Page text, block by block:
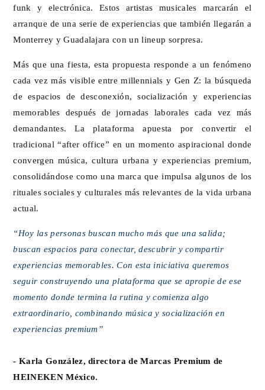
funk y electrónica. Estos artistas musicales marcarán el
arranque de una serie de experiencias que también llegarán a
Monterrey y Guadalajara con un lineup sorpresa.
Más que una fiesta, esta propuesta responde a un fenómeno
cada vez más visible entre millennials y Gen Z: la búsqueda
de espacios de desconexión, socialización y experiencias
memorables después de jornadas laborales cada vez más
demandantes. La plataforma apuesta por convertir el
tradicional “after office” en un momento aspiracional donde
convergen música, cultura urbana y experiencias premium,
consolidándose como una marca que impulsa algunos de los
rituales sociales y culturales más relevantes de la vida urbana
actual.
“Hoy las personas buscan mucho más que una salida;
buscan espacios para conectar, descubrir y compartir
experiencias memorables. Con esta iniciativa queremos
seguir construyendo una plataforma que se apropie de ese
momento donde termina la rutina y comienza algo
extraordinario, combinando música y socialización en
experiencias premium”
- Karla González, directora de Marcas Premium de
HEINEKEN México.